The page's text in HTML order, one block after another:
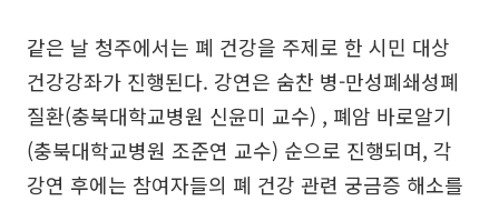
같은 날 청주에서는 폐 건강을 주제로 한 시민 대상
건강강좌가 진행된다. 강연은 숨찬 병-만성폐쇄성폐
질환(충북대학교병원 신윤미 교수) , 폐암 바로알기
(충북대학교병원 조준연 교수) 순으로 진행되며, 각
강연 후에는 참여자들의 폐 건강 관련 궁금증 해소를